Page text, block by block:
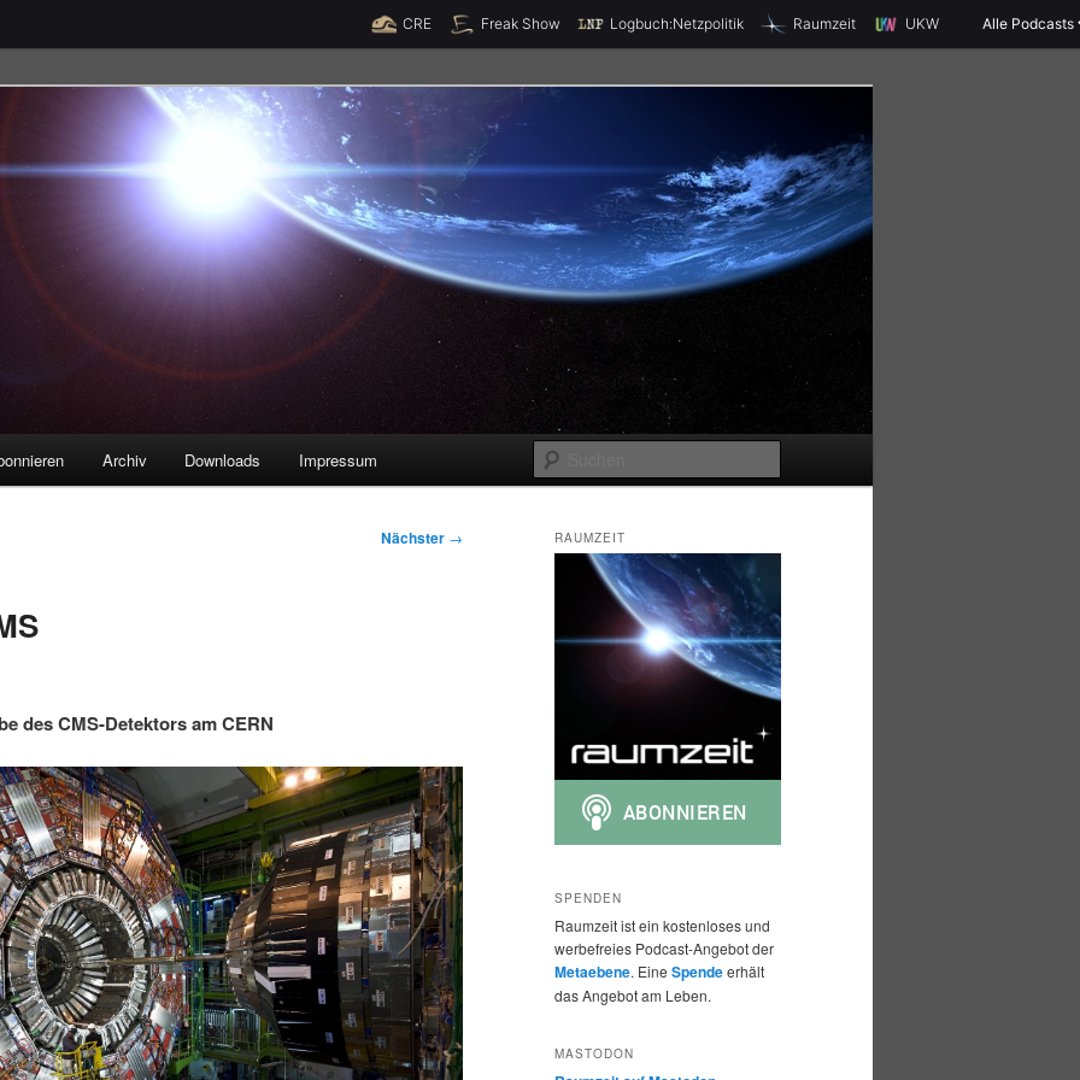
Spende jetzt!
CRE Freak Show Logbuch:Netzpolitik Raumzeit UKW Alle Podcasts
u
Archiv Downloads Impressum
Nächster →
des CMS-Detektors am CERN
RAUMZEIT
SPENDEN
Raumzeit ist ein kostenloses und
werbefreies Podcast-Angebot der
Metaebene. Eine Spendeerhält
das Angebot am Leben.
MASTODON